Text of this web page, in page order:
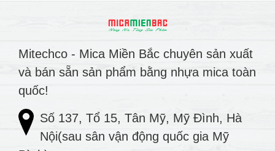
Mitechco - Mica Miền Bắc chuyên sản xuất
và bán sẵn sản phẩm bằng nhựa mica toàn
quốc!
Số 137, Tổ 15, Tân Mỹ, Mỹ Đình, Hà
Nội(sau sân vận động quốc gia Mỹ